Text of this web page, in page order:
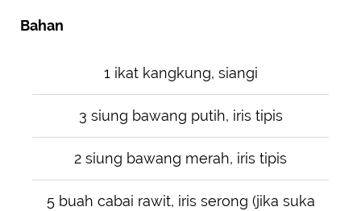
Bahan
1 ikat kangkung, siangi
3 siung bawang putih, iris tipis
2 siung bawang merah, iris tipis
5 buah cabai rawit, iris serong (jika suka